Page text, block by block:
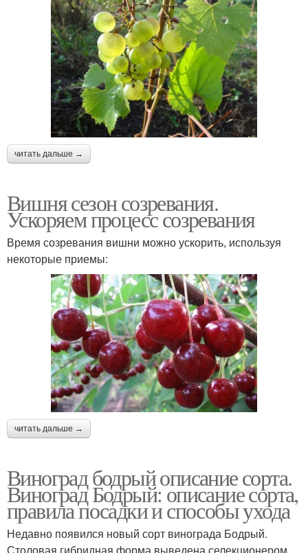
читать дальше →
Вишня сезон созревания.
Ускоряем процесс созревания
Время созревания вишни можно ускорить, используя
некоторые приемы:
читать дальше →
Виноград бодрый описание сорта.
Виноград Бодрый: описание сорта,
правила посадки и способы ухода
Недавно появился новый сорт винограда Бодрый.
Столовая гибридная форма выведена селекционером